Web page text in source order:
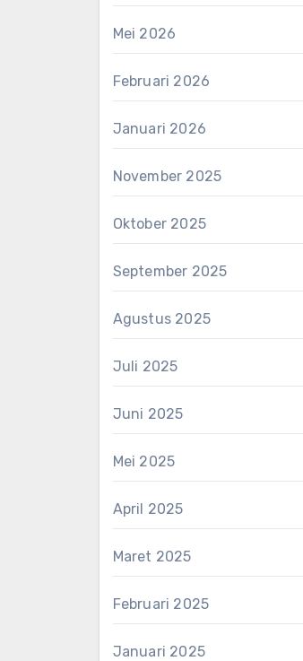
Mei 2026
Februari 2026
Januari 2026
November 2025
Oktober 2025
September 2025
Agustus 2025
Juli 2025
Juni 2025
Mei 2025
April 2025
Maret 2025
Februari 2025
Januari 2025